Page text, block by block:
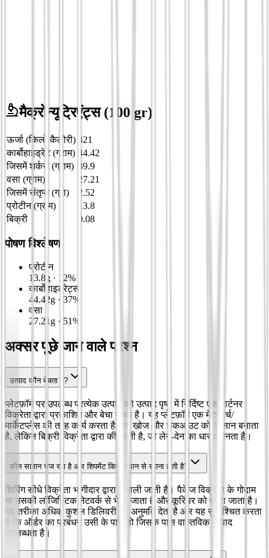
मैक्रोन्यूट्रिएंट्स(100 gr)
ऊर्जा (किलो कैलोरी) 421
कार्बोहाइड्रेट (ग्राम) 44.42
जिसमें शर्करा (ग्राम)
39.9
वसा (ग्राम)
27.21
जिसमें संतृप्त (ग्रा)
2.52
प्रोटीन (ग्राम)
13.8
बिक्री
0.08
पोषण विश्लेषण
प्रोटीन
13.8 g · 12%
कार्बोहाइड्रेट्स
44.42g · 37%
वसा
27.21 g · 51%
अक्सर पूछे जाने वाले प्रश्न
उत्पाद कौन बेचता है?
प्लेटफ़ॉर्म पर उपलब्ध प्रत्येक उत्पाद को उत्पाद पृष्ठ में निर्दिष्ट एक पार्टनर
विक्रेता द्वारा प्रकाशित और बेचा जाता है। यह प्लेटफ़ॉर्म एक मेटासर्च/
मार्केटप्लेस की तरह कार्य करता है: यह खोज और चेकआउट को आसान बनाता
है, लेकिन बिक्री विक्रेता द्वारा की जाती है, जो लेन-देन का धारक बनता है।
कौन सामान भेज रहा है और शिपमेंट किस स्थान से रवाना होती है?
शिपिंग सीधे विक्रेता भागीदार द्वारा संभाली जाती है। पैकेज विक्रेता के गोदाम
या उसकी लॉजिस्टिक नेटवर्क से भेजा जाता है और कूरियर को सौंपा जाता है।
यह तरीका अधिक कुशल डिलिवरी की अनुमति देता है और यह सुनिश्चित करता
है कि ऑर्डर का प्रबंधन उसी के पास हो जिसके पास वास्तविक उत्पाद
उपलब्धता है।